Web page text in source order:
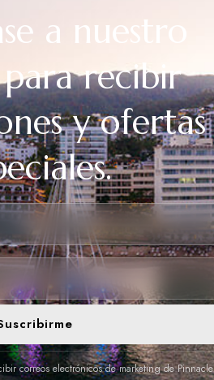
a nuestro
recibir
y ofertas
correos electrónicos de marketing de Pinnacle